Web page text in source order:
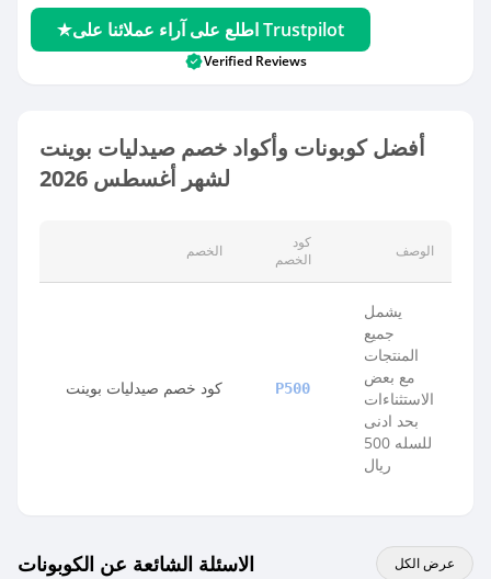
اطلع على آراء عملائنا على Trustpilot
Verified Reviews
أفضل كوبونات وأكواد خصم صيدليات بوينت
لشهر أغسطس 2026
الخصم
كود
الخصم
الوصف
كود خصم صيدليات بوينت P500
يشمل
جميع
المنتجات
مع بعض
الاستثناءات
بحد ادنى
للسله 500
ريال
الاسئلة الشائعة عن الكوبونات عرض الكل